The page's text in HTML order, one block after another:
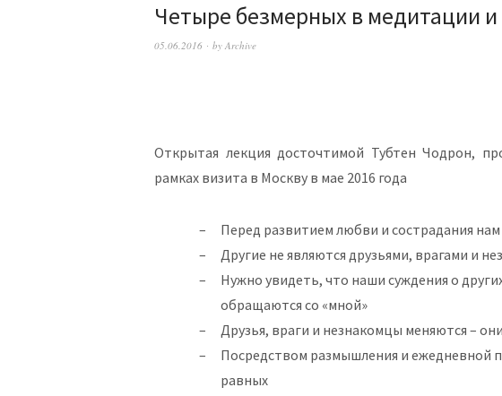
Четыре безмерных в медитации
05.06.2016 by Archive
Открытая лекция досточтимой Тубтен Чодрон,
рамках визита в Москву в мае 2016 года
Перед развитием любви и сострадания
Другие не являются друзьями, врагами и
Нужно увидеть, что наши суждения о
обращаются со «мной»
Друзья, враги и незнакомцы меняются –
Посредством размышления и ежедневной
равных